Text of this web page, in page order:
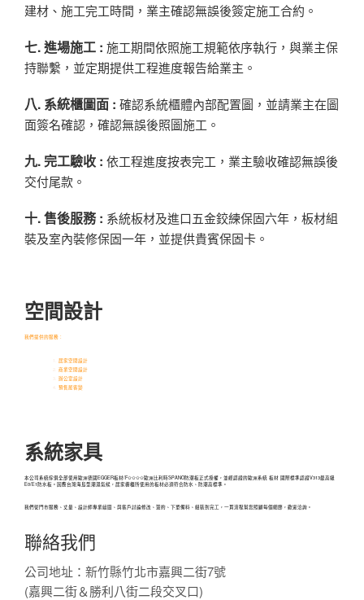
建材、施工完工時間，業主確認無誤後簽定施工合約。
七. 進場施工 : 施工期間依照施工規範依序執行，與業主保
持聯繫，並定期提供工程進度報告給業主。
八. 系統櫃圖面 : 確認系統櫃體內部配置圖，並請業主在圖
面簽名確認，確認無誤後照圖施工。
九. 完工驗收 : 依工程進度按表完工，業主驗收確認無誤後
交付尾款。
十. 售後服務 : 系統板材及進口五金鉸練保固六年，板材組
裝及室內裝修保固一年，並提供貴賓保固卡。
空間設計
我們提供的服務：
居家空間設計
商業空間設計
辦公室設計
預售屋客變
系統家具
本公司系統傢俱全部使用歐洲德國EGGER板材/F✩✩✩✩歐洲比利時SPANO防潮板正式授權，並經認證的歐洲系統 板材 國際標準認證V313最高級
E0/E1防水板。因應台灣海島型潮濕氣候，居家櫥櫃所使用的板材必須符合防水、防潮高標準。
我們從門市服務、丈量、設計師專業繪圖、與客戶討論修改、簽約、下單備料、組裝到完工，一貫流程幫您照顧每個細節，歡迎洽詢。
聯絡我們
公司地址：新竹縣竹北市嘉興二街7號
(嘉興二街＆勝利八街二段交叉口)